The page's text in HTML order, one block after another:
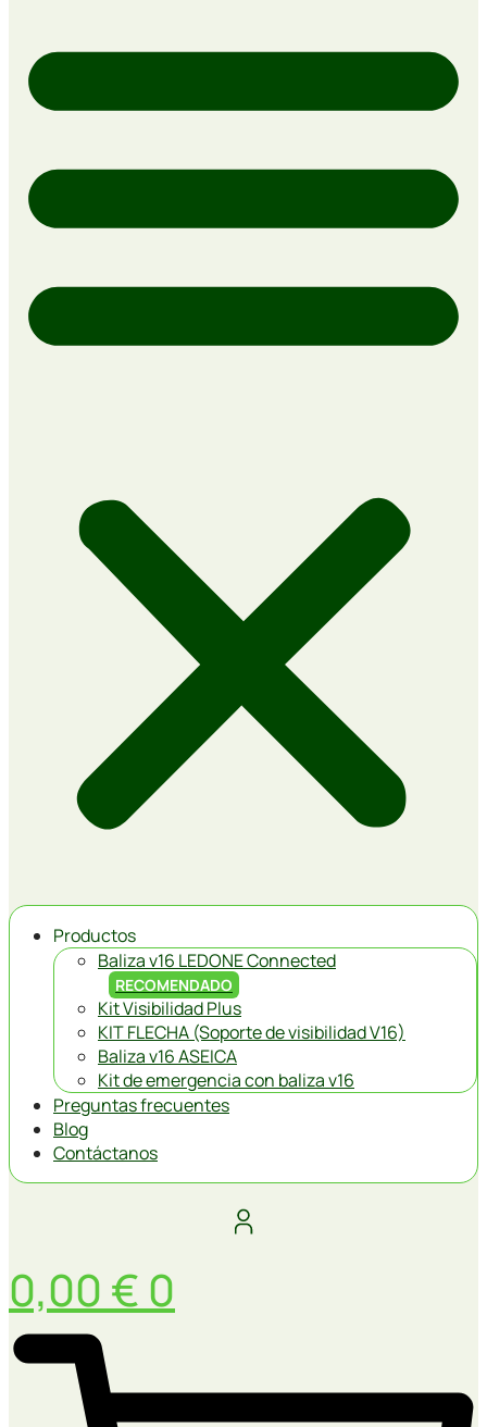
Productos
Baliza v16 LEDONE Connected
RECOMENDADO
Kit Visibilidad Plus
KIT FLECHA (Soporte de visibilidad V16)
Baliza v16 ASEICA
Kit de emergencia con baliza v16
Preguntas frecuentes
Blog
Contáctanos
0,00 € 0